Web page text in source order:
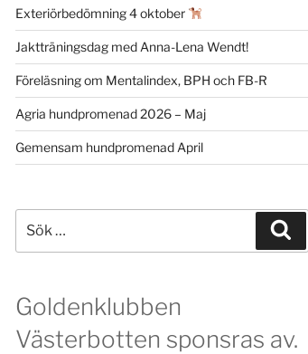
Exteriörbedömning 4 oktober
Jaktträningsdag med Anna-Lena Wendt!
Föreläsning om Mentalindex, BPH och FB-R
Agria hundpromenad 2026 – Maj
Gemensam hundpromenad April
efter:
Goldenklubben
Västerbotten sponsras av.